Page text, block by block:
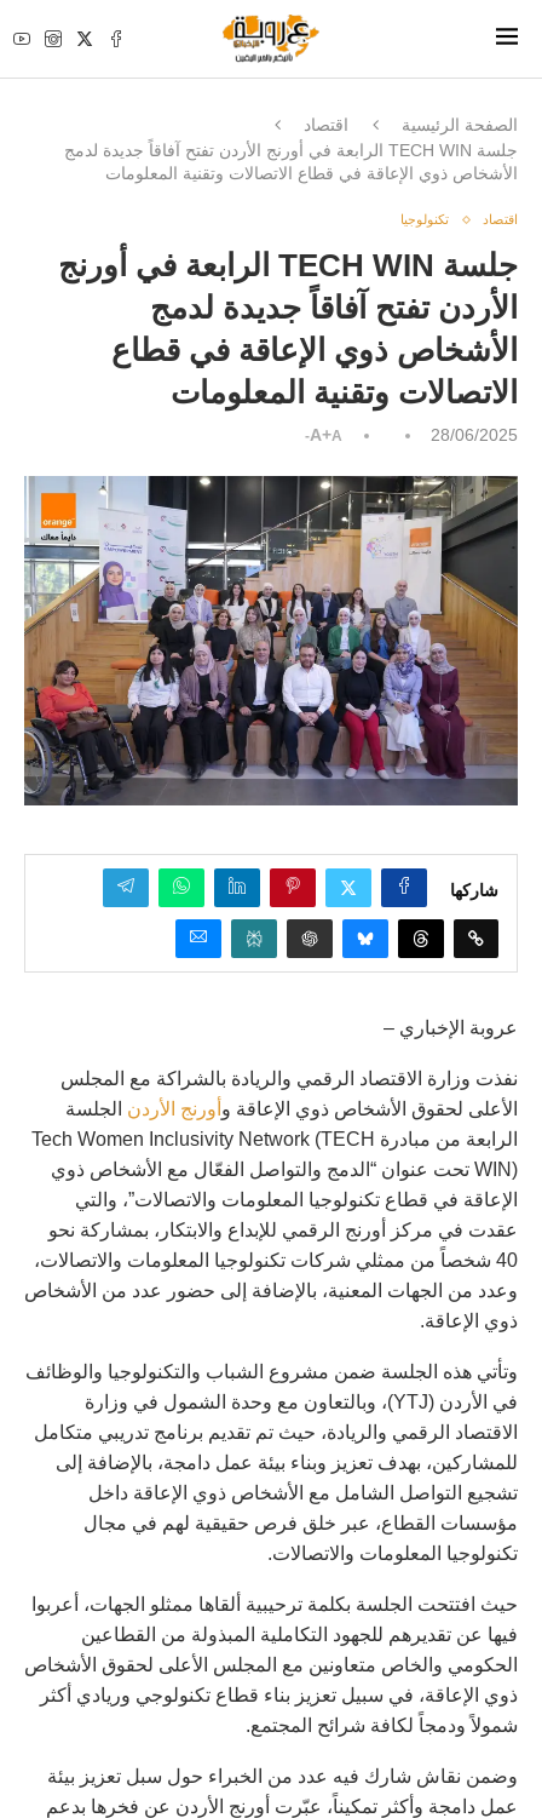
الصفحة الرئيسية
اقتصاد
جلسة TECH WIN الرابعة في أورنج الأردن تفتح آفاقاً جديدة لدمج
الأشخاص ذوي الإعاقة في قطاع الاتصالات وتقنية المعلومات
اقتصاد تكنولوجيا
جلسة TECH WIN الرابعة في أورنج
الأردن تفتح آفاقاً جديدة لدمج
الأشخاص ذوي الإعاقة في قطاع
الاتصالات وتقنية المعلومات
28/06/2025
A+A-
شاركها
عروبة الإخباري –
نفذت وزارة الاقتصاد الرقمي والريادة بالشراكة مع المجلس
الأعلى لحقوق الأشخاص ذوي الإعاقة و أورنج الأردن الجلسة
الرابعة من مبادرة Tech Women Inclusivity Network (TECH
WIN) تحت عنوان “الدمج والتواصل الفعّال مع الأشخاص ذوي
الإعاقة في قطاع تكنولوجيا المعلومات والاتصالات”، والتي
عقدت في مركز أورنج الرقمي للإبداع والابتكار، بمشاركة نحو
40 شخصاً من ممثلي شركات تكنولوجيا المعلومات والاتصالات،
وعدد من الجهات المعنية، بالإضافة إلى حضور عدد من الأشخاص
ذوي الإعاقة.
وتأتي هذه الجلسة ضمن مشروع الشباب والتكنولوجيا والوظائف
في الأردن (YTJ)، وبالتعاون مع وحدة الشمول في وزارة
الاقتصاد الرقمي والريادة، حيث تم تقديم برنامج تدريبي متكامل
للمشاركين، بهدف تعزيز وبناء بيئة عمل دامجة، بالإضافة إلى
تشجيع التواصل الشامل مع الأشخاص ذوي الإعاقة داخل
مؤسسات القطاع، عبر خلق فرص حقيقية لهم في مجال
تكنولوجيا المعلومات والاتصالات.
حيث افتتحت الجلسة بكلمة ترحيبية ألقاها ممثلو الجهات، أعربوا
فيها عن تقديرهم للجهود التكاملية المبذولة من القطاعين
الحكومي والخاص متعاونين مع المجلس الأعلى لحقوق الأشخاص
ذوي الإعاقة، في سبيل تعزيز بناء قطاع تكنولوجي وريادي أكثر
شمولاً ودمجاً لكافة شرائح المجتمع.
وضمن نقاش شارك فيه عدد من الخبراء حول سبل تعزيز بيئة
عمل دامجة وأكثر تمكيناً، عبّرت أورنج الأردن عن فخرها بدعم